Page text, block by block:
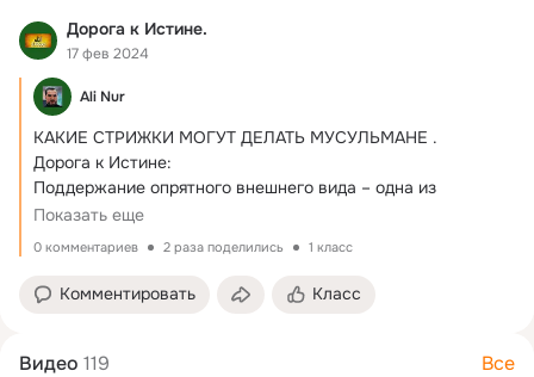
Дорога к Истине.
17 фев 2024
Ali Nur
КАКИЕ СТРИЖКИ МОГУТ ДЕЛАТЬ МУСУЛЬМАНЕ .
Дорога к Истине:
Поддержание опрятного внешнего вида – одна из
обязанностей мусульман, и уход...
Показать еще
0 комментариев 2 раза поделились 1 класс
Комментировать Класс
Видео 119 Все